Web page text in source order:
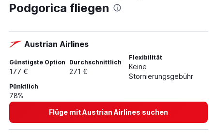
Flüge von Köln nach Podgorica
Flüge von München nach Tivat
Flüge von Hannover nach Podgorica
Flüge von Nürnberg nach Podgorica
Flüge von Dortmund nach Podgorica
Flüge von Köln nach Tivat
Flüge von Frankfurt Hahn nach Tivat
Flüge von Bremen nach Podgorica
Flüge von Weeze, Niederrhein nach Tivat
Podgorica fliegen
Austrian Airlines
Günstigste Option
177 €
Durchschnittlich
271 €
Flexibilität
Keine
Stornierungsgebühr
Pünktlich
78%
Flüge mit Austrian Airlines suchen